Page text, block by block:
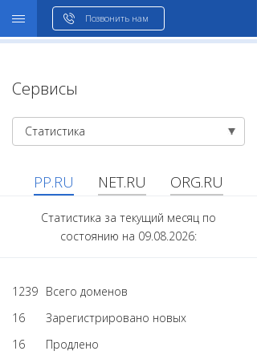
Позвонить нам
Сервисы
Статистика
PP.RU NET.RU ORG.RU
Статистика за текущий месяц по
состоянию на 09.08.2026:
1239 Всего доменов
16
Зарегистрировано новых
16
Продлено